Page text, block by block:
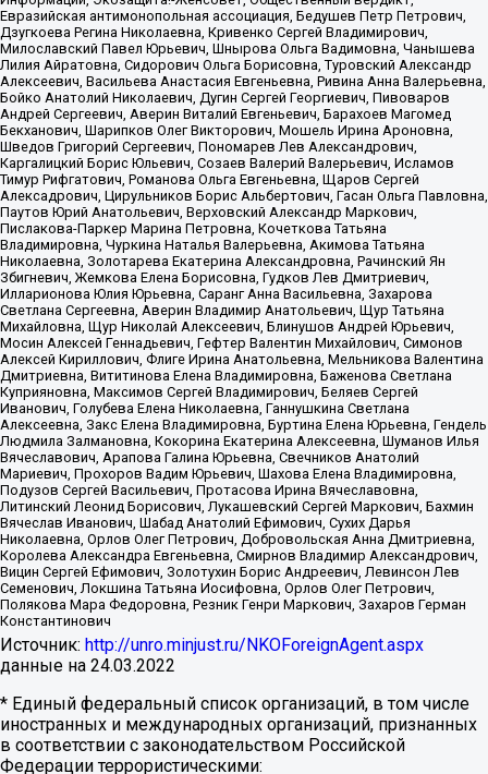
Евразийская антимонопольная ассоциация, Бедушев Петр Петрович,
Дзугкоева Регина Николаевна, Кривенко Сергей Владимирович,
Милославский Павел Юрьевич, Шнырова Ольга Вадимовна, Чанышева
Лилия Айратовна, Сидорович Ольга Борисовна, Туровский Александр
Алексеевич, Васильева Анастасия Евгеньевна, Ривина Анна Валерьевна,
Бойко Анатолий Николаевич, Дугин Сергей Георгиевич, Пивоваров
Андрей Сергеевич, Аверин Виталий Евгеньевич, Барахоев Магомед
Бекханович, Шарипков Олег Викторович, Мошель Ирина Ароновна,
Шведов Григорий Сергеевич, Пономарев Лев Александрович,
Каргалицкий Борис Юльевич, Созаев Валерий Валерьевич, Исламов
Тимур Рифгатович, Романова Ольга Евгеньевна, Щаров Сергей
Алексадрович, Цирульников Борис Альбертович, Гасан Ольга Павловна,
Паутов Юрий Анатольевич, Верховский Александр Маркович,
Пислакова-Паркер Марина Петровна, Кочеткова Татьяна
Владимировна, Чуркина Наталья Валерьевна, Акимова Татьяна
Николаевна, Золотарева Екатерина Александровна, Рачинский Ян
Збигневич, Жемкова Елена Борисовна, Гудков Лев Дмитриевич,
Илларионова Юлия Юрьевна, Саранг Анна Васильевна, Захарова
Светлана Сергеевна, Аверин Владимир Анатольевич, Щур Татьяна
Михайловна, Щур Николай Алексеевич, Блинушов Андрей Юрьевич,
Мосин Алексей Геннадьевич, Гефтер Валентин Михайлович, Симонов
Алексей Кириллович, Флиге Ирина Анатольевна, Мельникова Валентина
Дмитриевна, Вититинова Елена Владимировна, Баженова Светлана
Куприяновна, Максимов Сергей Владимирович, Беляев Сергей
Иванович, Голубева Елена Николаевна, Ганнушкина Светлана
Алексеевна, Закс Елена Владимировна, Буртина Елена Юрьевна, Гендель
Людмила Залмановна, Кокорина Екатерина Алексеевна, Шуманов Илья
Вячеславович, Арапова Галина Юрьевна, Свечников Анатолий
Мариевич, Прохоров Вадим Юрьевич, Шахова Елена Владимировна,
Подузов Сергей Васильевич, Протасова Ирина Вячеславовна,
Литинский Леонид Борисович, Лукашевский Сергей Маркович, Бахмин
Вячеслав Иванович, Шабад Анатолий Ефимович, Сухих Дарья
Николаевна, Орлов Олег Петрович, Добровольская Анна Дмитриевна,
Королева Александра Евгеньевна, Смирнов Владимир Александрович,
Вицин Сергей Ефимович, Золотухин Борис Андреевич, Левинсон Лев
Семенович, Локшина Татьяна Иосифовна, Орлов Олег Петрович,
Полякова Мара Федоровна, Резник Генри Маркович, Захаров Герман
Константинович
Источник: http://unro.minjust.ru/NKOForeignAgent.aspx
данные на 24.03.2022
* Единый федеральный список организаций, в том числе
иностранных и международных организаций, признанных
в соответствии с законодательством Российской
Федерации террористическими: